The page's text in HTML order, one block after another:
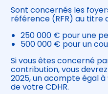
Sont concernés les
référence (RFR) au titre
250 000 € pour une
500 000 € pour un
Si vous êtes concerné
contribution, vous
2025, un acompte égal
de votre CDHR.